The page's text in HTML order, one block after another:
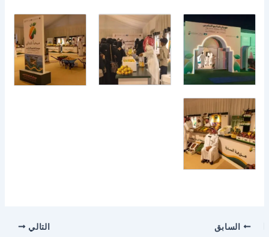
السابق التالي